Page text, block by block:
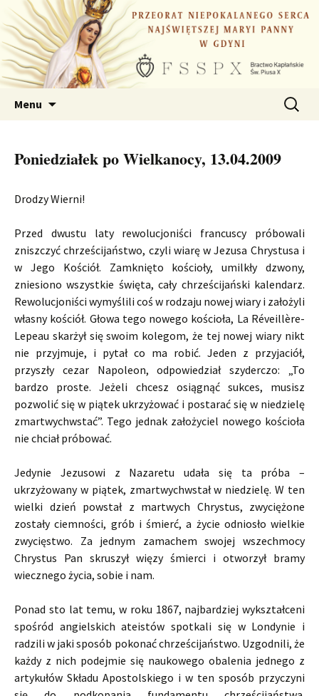
Przejdź
do
treści
Menu Szukaj:
Poniedziałek po Wielkanocy, 13.04.2009
Drodzy Wierni!
Przed dwustu laty rewolucjoniści francuscy próbowali
zniszczyć chrześcijaństwo, czyli wiarę w Jezusa Chrystusa i
w Jego Kościół. Zamknięto kościoły, umilkły dzwony,
zniesiono wszystkie święta, cały chrześcijański kalendarz.
Rewolucjoniści wymyślili coś w rodzaju nowej wiary i założyli
własny kościół. Głowa tego nowego kościoła, La Réveillère-
Lepeau skarżył się swoim kolegom, że tej nowej wiary nikt
nie przyjmuje, i pytał co ma robić. Jeden z przyjaciół,
przyszły cezar Napoleon, odpowiedział szyderczo: „To
bardzo proste. Jeżeli chcesz osiągnąć sukces, musisz
pozwolić się w piątek ukrzyżować i postarać się w niedzielę
zmartwychwstać”. Tego jednak założyciel nowego kościoła
nie chciał próbować.
Jedynie Jezusowi z Nazaretu udała się ta próba –
ukrzyżowany w piątek, zmartwychwstał w niedzielę. W ten
wielki dzień powstał z martwych Chrystus, zwyciężone
zostały ciemności, grób i śmierć, a życie odniosło wielkie
zwycięstwo. Za jednym zamachem swojej wszechmocy
Chrystus Pan skruszył więzy śmierci i otworzył bramy
wiecznego życia, sobie i nam.
Ponad sto lat temu, w roku 1867, najbardziej wykształceni
spośród angielskich ateistów spotkali się w Londynie i
radzili w jaki sposób pokonać chrześcijaństwo. Uzgodnili, że
każdy z nich podejmie się naukowego obalenia jednego z
artykułów Składu Apostolskiego i w ten sposób przyczyni